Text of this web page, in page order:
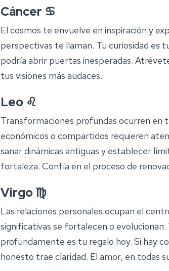
Cáncer ♋
El cosmos te envuelve en inspiración y
perspectivas te llaman. Tu curiosidad es
podría abrir puertas inesperadas.
tus visiones más audaces.
Leo ♌
Transformaciones profundas ocurren en
económicos o compartidos requieren
sanar dinámicas antiguas y establecer
fortaleza. Confía en el proceso de
Virgo ♍
Las relaciones personales ocupan el
significativas se fortalecen o
profundamente es tu regalo hoy. Si hay
honesto trae claridad. El amor, en todas